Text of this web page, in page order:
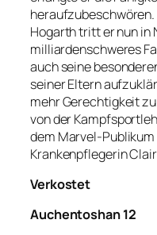
Hogarth tritt er nun in
milliardenschweres
auch seine
seiner Eltern
mehr Gerechtigkeit
von der
dem Marvel-
Krankenpflegerin
Verkostet
Auchentoshan 12